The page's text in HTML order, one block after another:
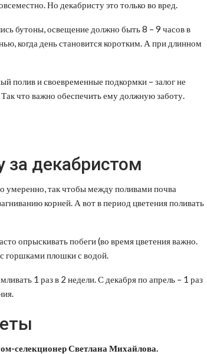
Но декабристу это только во вред.
бутоны, освещение должно быть 8 – 9 часов в
когда день становится коротким. А при длинном
полив и своевременные подкормки – залог не
что важно обеспечить ему должную заботу.
за декабристом
умеренно, так чтобы между поливами почва
корней. А вот в период цветения поливать
опрыскивать побеги (во время цветения важно.
горшками плошки с водой.
1 раз в 2 недели. С декабря по апрель – 1 раз
селекционер Светлана Михайлова.